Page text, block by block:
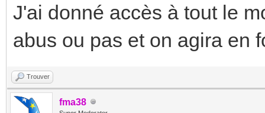
J'ai donné accès à tout le
abus ou pas et on agira en
Trouver
fma38